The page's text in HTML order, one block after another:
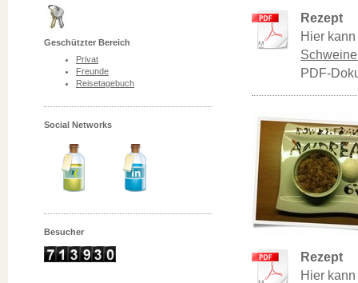
Geschützter Bereich
Privat
Freunde
Reisetagebuch
Social Networks
Besucher
Rezept
Hier
PDF-
Rezept
Hier